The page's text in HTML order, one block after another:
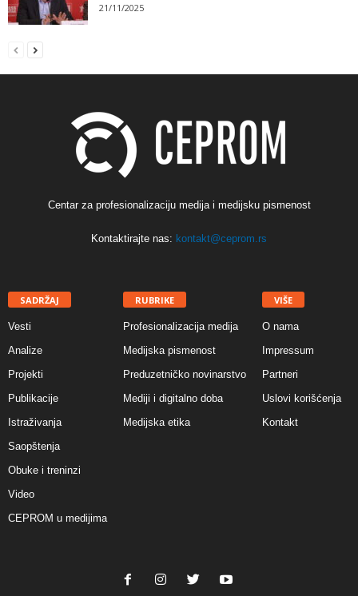
21/11/2025
Centar za profesionalizaciju medija i medijsku pismenost
Kontaktirajte nas: kontakt@ceprom.rs
SADRŽAJ
Vesti
Analize
Projekti
Publikacije
Istraživanja
Saopštenja
Obuke i treninzi
Video
CEPROM u medijima
RUBRIKE
Profesionalizacija medija
Medijska pismenost
Preduzetničko novinarstvo
Mediji i digitalno doba
Medijska etika
VIŠE
O nama
Impressum
Partneri
Uslovi korišćenja
Kontakt